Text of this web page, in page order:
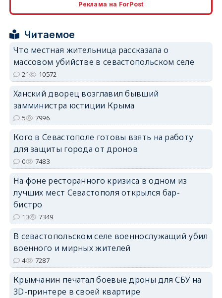
erid: 2SDnjcrDNw6
erid: 2SDnjdPjgYS
Реклама на ForPost
Читаемое
Что местная жительница рассказала о
массовом убийстве в севастопольском селе
21 10572
Ханский дворец возглавил бывший
замминистра юстиции Крыма
5 7996
Кого в Севастополе готовы взять на работу
для защиты города от дронов
0 7483
На фоне ресторанного кризиса в одном из
лучших мест Севастополя открылся бар-
бистро
13 7349
В севастопольском селе военнослужащий убил
военного и мирных жителей
4 7287
Крымчанин печатал боевые дроны для СБУ на
3D-принтере в своей квартире